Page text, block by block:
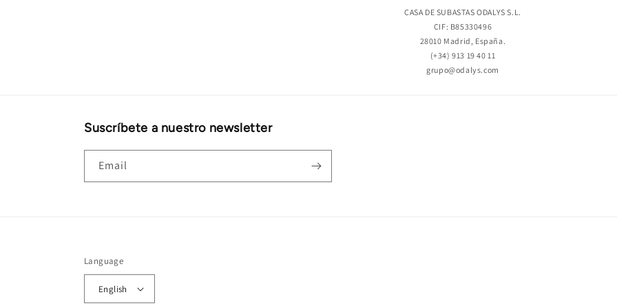
CASA DE SUBASTAS ODALYS S.L.
CIF: B85330496
28010 Madrid, España.
(+34) 913 19 40 11
grupo@odalys.com
Suscríbete a nuestro newsletter
Email
Language
English